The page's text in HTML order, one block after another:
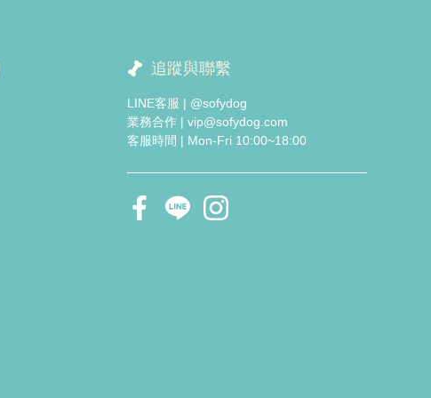
追蹤與聯繫
LINE客服 | @sofydog
業務合作 | vip@sofydog.com
客服時間 | Mon-Fri 10:00~18:00